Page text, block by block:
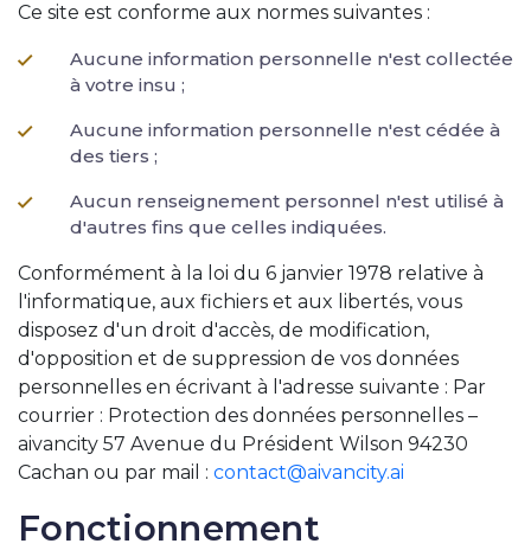
Ce site est conforme aux normes suivantes :
Aucune information personnelle n'est collectée
à votre insu ;
Aucune information personnelle n'est cédée à
des tiers ;
Aucun renseignement personnel n'est utilisé à
d'autres fins que celles indiquées.
Conformément à la loi du 6 janvier 1978 relative à
l'informatique, aux fichiers et aux libertés, vous
disposez d'un droit d'accès, de modification,
d'opposition et de suppression de vos données
personnelles en écrivant à l'adresse suivante : Par
courrier : Protection des données personnelles –
aivancity 57 Avenue du Président Wilson 94230
Cachan ou par mail : contact@aivancity.ai
Fonctionnement